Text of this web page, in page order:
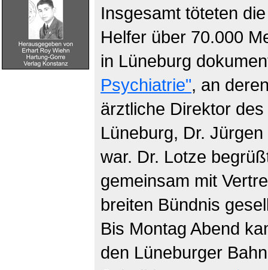
Insgesamt töteten
Helfer über 70.000
in Lüneburg
Psychiatrie", an
ärztliche Direktor
Lüneburg, Dr.
war. Dr. Lotze
gemeinsam mit
breiten Bündnis
Bis Montag Abend
den Lüneburger